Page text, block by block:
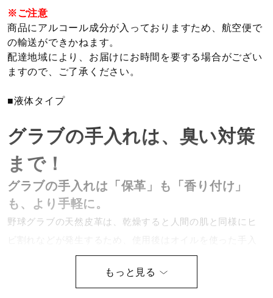
ライフスタイルグッズ
インナー
寝具／ミズノスリープ
アウトドア／レイン
健康／エクササイズ
※ご注意
商品にアルコール成分が入っておりますため、航空便で
の輸送ができかねます。
配達地域により、お届けにお時間を要する場合がござい
ますので、ご了承ください。
■液体タイプ
グラブの手入れは、臭い対策
まで！
グラブの手入れは「保革」も「香り付け」
も、より手軽に。
野球グラブの天然皮革は、乾燥すると人間の肌と同様にヒ
れが必要です。しかし「つい塗りすぎて重くなってしま
う」という技術的な問題や、「染みついた汗の臭いが取れ